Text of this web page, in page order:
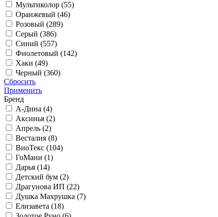
Мультиколор (55)
Оранжевый (46)
Розовый (289)
Серый (386)
Синий (557)
Фиолетовый (142)
Хаки (49)
Черный (360)
Сбросить
Применить
Бренд
А-Дина (4)
Аксинья (2)
Апрель (2)
Весталия (8)
ВиоТекс (104)
ГоМани (1)
Дарья (14)
Детский бум (2)
Драгунова ИП (22)
Душка Махрушка (7)
Елизавета (18)